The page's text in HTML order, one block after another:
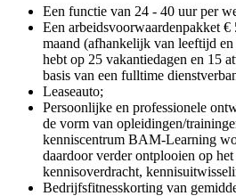
Een functie van 24 - 40 uur per
Een arbeidsvoorwaardenpakket
maand (afhankelijk van leeftijd
hebt op 25 vakantiedagen en 15
basis van een fulltime
Leaseauto;
Persoonlijke en professionele
de vorm van opleidingen/
kenniscentrum BAM-Learning
daardoor verder ontplooien op
kennisoverdracht,
Bedrijfsfitnesskorting van